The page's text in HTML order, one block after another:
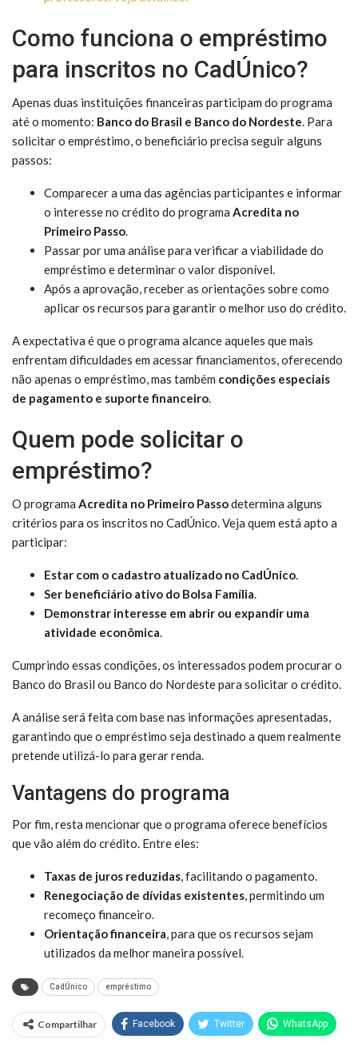
Como funciona o empréstimo
para inscritos no CadÚnico?
Apenas duas instituições financeiras participam do programa
até o momento: Banco do Brasil e Banco do Nordeste. Para
solicitar o empréstimo, o beneficiário precisa seguir alguns
passos:
Comparecer a uma das agências participantes e informar
o interesse no crédito do programa Acredita no
Primeiro Passo.
Passar por uma análise para verificar a viabilidade do
empréstimo e determinar o valor disponível.
Após a aprovação, receber as orientações sobre como
aplicar os recursos para garantir o melhor uso do crédito.
A expectativa é que o programa alcance aqueles que mais
enfrentam dificuldades em acessar financiamentos, oferecendo
não apenas o empréstimo, mas também condições especiais
de pagamento e suporte financeiro.
Quem pode solicitar o
empréstimo?
O programa Acredita no Primeiro Passodetermina alguns
critérios para os inscritos no CadÚnico. Veja quem está apto a
participar:
Estar com o cadastro atualizado no CadÚnico.
Ser beneficiário ativo do Bolsa Família.
Demonstrar interesse em abrir ou expandir uma
atividade econômica.
Cumprindo essas condições, os interessados podem procurar o
Banco do Brasil ou Banco do Nordeste para solicitar o crédito.
A análise será feita com base nas informações apresentadas,
garantindo que o empréstimo seja destinado a quem realmente
pretende utilizá-lo para gerar renda.
Vantagens do programa
Por fim, resta mencionar que o programa oferece benefícios
que vão além do crédito. Entre eles:
Taxas de juros reduzidas, facilitando o pagamento.
Renegociação de dívidas existentes, permitindo um
recomeço financeiro.
Orientação financeira, para que os recursos sejam
utilizados da melhor maneira possível.
CadÚnico empréstimo
Compartilhar Facebook Twitter WhatsApp